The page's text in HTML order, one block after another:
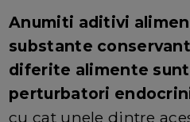
Anumiti aditivi
substante
diferite alimente
perturbatori
cu cat unele dintre